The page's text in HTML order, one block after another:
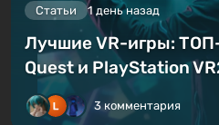
Статьи 1 день назад
Лучшие VR-игры:
Quest и PlayStation
3 комментария